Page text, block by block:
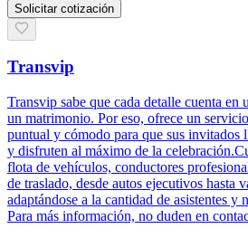
Solicitar cotización
Transvip
Transvip sabe que cada detalle cuenta en
un matrimonio. Por eso, ofrece un
puntual y cómodo para que sus invitados
y disfruten al máximo de la
flota de vehículos, conductores
de traslado, desde autos ejecutivos hasta
adaptándose a la cantidad de asistentes y
Para más información, no duden en